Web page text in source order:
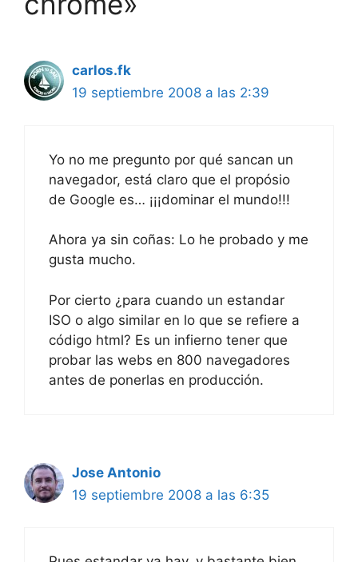
carlos.fk
19 septiembre 2008 a las 2:39
Yo no me pregunto por qué sancan un
navegador, está claro que el propósio
de Google es… ¡¡¡dominar el mundo!!!
Ahora ya sin coñas: Lo he probado y me
gusta mucho.
Por cierto ¿para cuando un estandar
ISO o algo similar en lo que se refiere a
código html? Es un infierno tener que
probar las webs en 800 navegadores
antes de ponerlas en producción.
Jose Antonio
19 septiembre 2008 a las 6:35